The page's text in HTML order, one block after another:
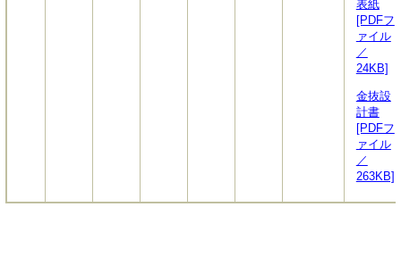
表紙
[PDFフ
ァイル
／
24KB]
金抜設
計書
[PDFフ
ァイル
／
263KB]